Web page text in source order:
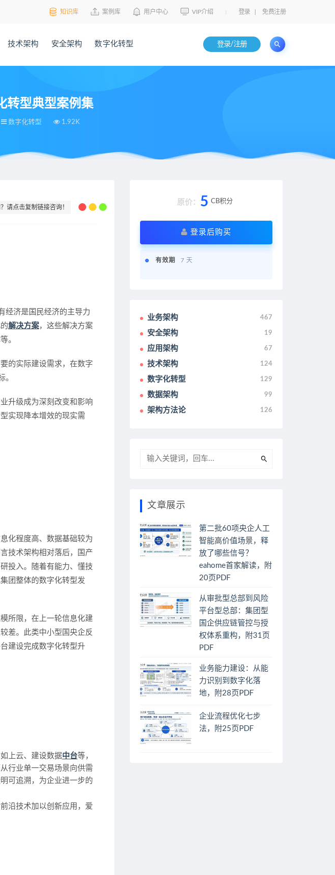
知识库 案例库 用户中心 VIP介绍 登录 免费注册
技术架构 安全架构 数字化转型 登录/注册
转型典型案例集
数字化转型 1.92K
请点击复制链接咨询！
经济是国民经济的主导力
解决方案，这些解决方案
。
的实际建设需求，在数字
。
升级成为深刻改变和影响
实现降本增效的现实需
化程度高、数据基础较为
技术架构相对落后，国产
投入。随着有能力、懂技
团整体的数字化转型发
所限，在上一轮信息化建
差。此类中小型国央企反
建设完成数字化转型升
上云、建设数据中台等，
行业单一交易场景向供需
可追溯，为企业进一步的
沿技术加以创新应用，爱
原价： 5 CB积分
登录后购买
有效期 7 天
业务架构 467
安全架构 19
应用架构 67
技术架构 124
数字化转型 129
数据架构 99
架构方法论 126
文章展示
第二批60项央企人工
智能高价值场景，释
放了哪些信号？
eahome首家解读，附
20页PDF
从审批型总部到风险
平台型总部：集团型
国企供应链管控与授
权体系重构，附31页
PDF
业务能力建设：从能
力识别到数字化落
地，附28页PDF
企业流程优化七步
法，附25页PDF